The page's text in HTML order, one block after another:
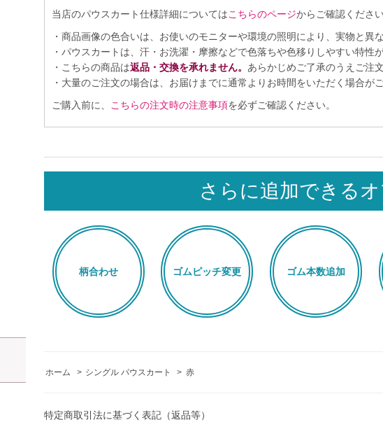
当店のパウスカート仕様詳細についてはこちらのページからご確認ください
・商品画像の色合いは、お使いのモニターや環境の照明により、実物と異
・パウスカートは、汗・お洗濯・摩擦などで色落ちや色移りしやすい特性
・こちらの商品は返品・交換を承れません。 あらかじめご了承のうえご注
・大量のご注文の場合は、お届けまでに通常よりお時間をいただく場合がご
ご購入前に、
こちらの注文時の注意事項を必ずご確認ください。
さらに追加できる
柄合わせ ゴムピッチ変更 ゴム本数追加
ホーム > シングル パウスカート > 赤
特定商取引法に基づく表記（返品等）